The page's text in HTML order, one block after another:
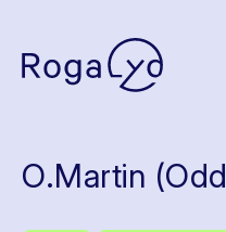
O.Martin